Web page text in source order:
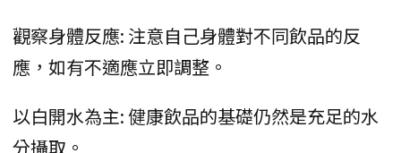
觀察身體反應: 注意自己身體對不同飲品的反
應，如有不適應立即調整。
以白開水為主: 健康飲品的基礎仍然是充足的水
分攝取。